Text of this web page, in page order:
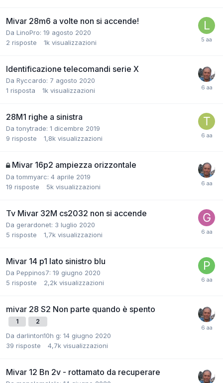
Mivar 28m6 a volte non si accende!
Da LinoPro: 19 agosto 2020
2 risposte 1k visualizzazioni
Identificazione telecomandi serie X
Da Ryccardo: 7 agosto 2020
1 risposta 1k visualizzazioni
28M1 righe a sinistra
Da tonytrade: 1 dicembre 2019
9 risposte 1,8k visualizzazioni
Mivar 16p2 ampiezza orizzontale
Da tommyarc: 4 aprile 2019
19 risposte 5k visualizzazioni
Tv Mivar 32M cs2032 non si accende
Da gerardonet: 3 luglio 2020
5 risposte 1,7k visualizzazioni
Mivar 14 p1 lato sinistro blu
Da Peppinos7: 19 giugno 2020
5 risposte 2,2k visualizzazioni
mivar 28 S2 Non parte quando è spento
1 2
Da darlinton10h g: 14 giugno 2020
39 risposte 4,7k visualizzazioni
Mivar 12 Bn 2v - rottamato da recuperare